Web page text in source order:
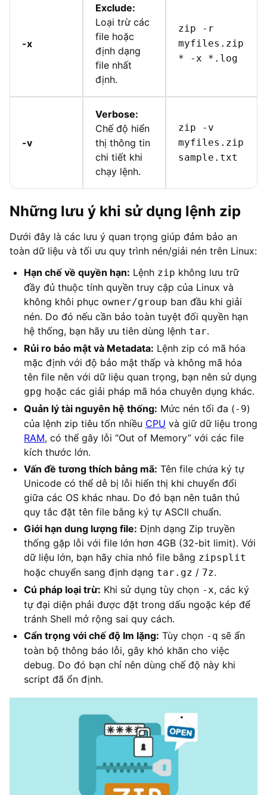
-x
Exclude:
Loại trừ các
file hoặc
định dạng
file nhất
định.
zip -r
myfiles.zip
* -x *.log
-v
Verbose:
Chế độ hiển
thị thông tin
chi tiết khi
chạy lệnh.
zip -v
myfiles.zip
sample.txt
Những lưu ý khi sử dụng lệnh zip
Dưới đây là các lưu ý quan trọng giúp đảm bảo an
toàn dữ liệu và tối ưu quy trình nén/giải nén trên Linux:
Hạn chế về quyền hạn: Lệnh zip không lưu trữ
đầy đủ thuộc tính quyền truy cập của Linux và
không khôi phục owner/group ban đầu khi giải
nén. Do đó nếu cần bảo toàn tuyệt đối quyền hạn
hệ thống, bạn hãy ưu tiên dùng lệnh tar.
Rủi ro bảo mật và Metadata: Lệnh zip có mã hóa
mặc định với độ bảo mật thấp và không mã hóa
tên file nên với dữ liệu quan trọng, bạn nên sử dụng
gpg hoặc các giải pháp mã hóa chuyên dụng khác.
Quản lý tài nguyên hệ thống: Mức nén tối đa (-9)
của lệnh zip tiêu tốn nhiều CPU và giữ dữ liệu trong
RAM, có thể gây lỗi “Out of Memory” với các file
kích thước lớn.
Vấn đề tương thích bảng mã: Tên file chứa ký tự
Unicode có thể dễ bị lỗi hiển thị khi chuyển đổi
giữa các OS khác nhau. Do đó bạn nên tuân thủ
quy tắc đặt tên file bằng ký tự ASCII chuẩn.
Giới hạn dung lượng file: Định dạng Zip truyền
thống gặp lỗi với file lớn hơn 4GB (32-bit limit). Với
dữ liệu lớn, bạn hãy chia nhỏ file bằng zipsplit
hoặc chuyển sang định dạng tar.gz / 7z.
Cú pháp loại trừ: Khi sử dụng tùy chọn -x, các ký
tự đại diện phải được đặt trong dấu ngoặc kép để
tránh Shell mở rộng sai quy cách.
Cẩn trọng với chế độ Im lặng: Tùy chọn -q sẽ ẩn
toàn bộ thông báo lỗi, gây khó khăn cho việc
debug. Do đó bạn chỉ nên dùng chế độ này khi
script đã ổn định.